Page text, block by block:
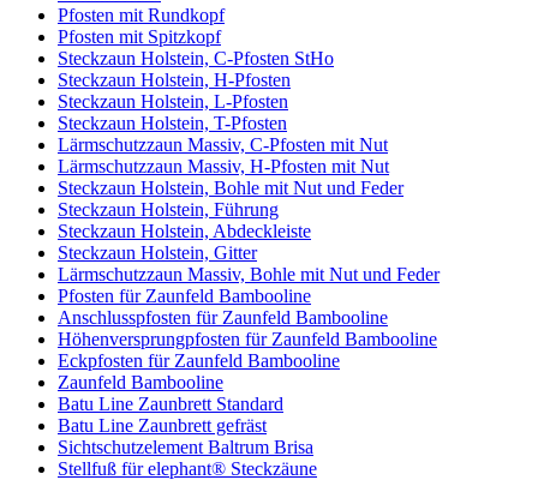
Pfosten mit Rundkopf
Pfosten mit Spitzkopf
Steckzaun Holstein, C-Pfosten StHo
Steckzaun Holstein, H-Pfosten
Steckzaun Holstein, L-Pfosten
Steckzaun Holstein, T-Pfosten
Lärmschutzzaun Massiv, C-Pfosten mit Nut
Lärmschutzzaun Massiv, H-Pfosten mit Nut
Steckzaun Holstein, Bohle mit Nut und Feder
Steckzaun Holstein, Führung
Steckzaun Holstein, Abdeckleiste
Steckzaun Holstein, Gitter
Lärmschutzzaun Massiv, Bohle mit Nut und Feder
Pfosten für Zaunfeld Bambooline
Anschlusspfosten für Zaunfeld Bambooline
Höhenversprungpfosten für Zaunfeld Bambooline
Eckpfosten für Zaunfeld Bambooline
Zaunfeld Bambooline
Batu Line Zaunbrett Standard
Batu Line Zaunbrett gefräst
Sichtschutzelement Baltrum Brisa
Stellfuß für elephant® Steckzäune